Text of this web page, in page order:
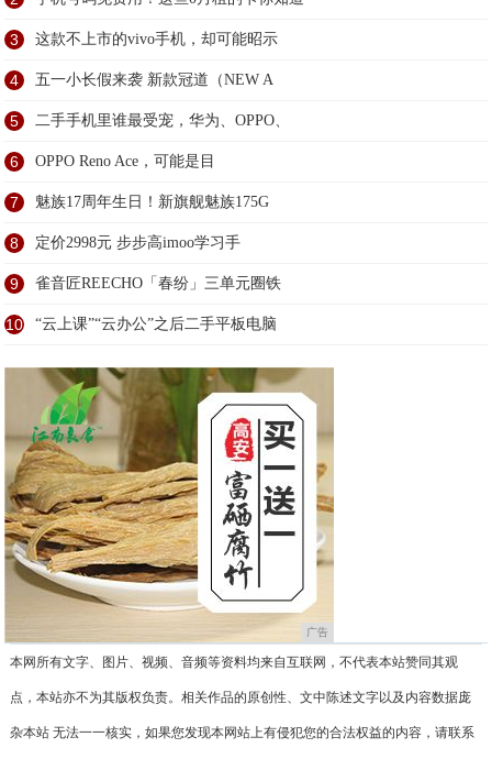
3 这款不上市的vivo手机，却可能昭示
4 五一小长假来袭 新款冠道（NEW A
5 二手手机里谁最受宠，华为、OPPO、
6 OPPO Reno Ace，可能是目
7 魅族17周年生日！新旗舰魅族175G
8 定价2998元 步步高imoo学习手
9 雀音匠REECHO「春纷」三单元圈铁
10 “云上课”“云办公”之后二手平板电脑
广告
本网所有文字、图片、视频、音频等资料均来自互联网，不代表本站赞同其观
点，本站亦不为其版权负责。相关作品的原创性、文中陈述文字以及内容数据庞
杂本站 无法一一核实，如果您发现本网站上有侵犯您的合法权益的内容，请联系